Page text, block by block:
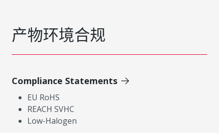
产物环境合规
Compliance Statements
EU RoHS
REACH SVHC
Low-Halogen